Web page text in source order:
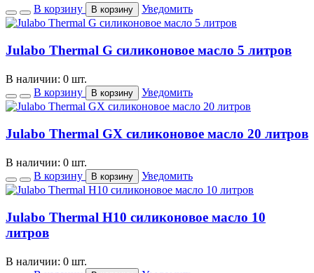
В корзину
В корзину Уведомить
Julabo Thermal G силиконовое масло 5 литров
В наличии: 0 шт.
В корзину
В корзину Уведомить
Julabo Thermal GX силиконовое масло 20 литров
В наличии: 0 шт.
В корзину
В корзину Уведомить
Julabo Thermal H10 силиконовое масло 10
литров
В наличии: 0 шт.